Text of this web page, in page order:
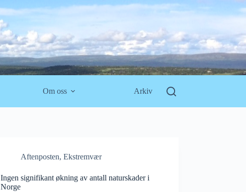
Om oss Arkiv
Aftenposten,Ekstremvær
Ingen signifikant økning av antall naturskader i
Norge